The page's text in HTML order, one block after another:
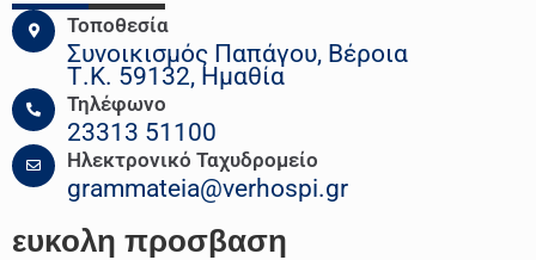
Τοποθεσία
Συνοικισμός Παπάγου, Βέροια
Τ.Κ. 59132, Ημαθία
Τηλέφωνο
23313 51100
Ηλεκτρονικό Ταχυδρομείο
grammateia@verhospi.gr
ευκολη προσβαση